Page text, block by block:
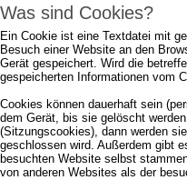
Was sind Cookies?
Ein Cookie ist eine Textdatei mit
Besuch einer Website an den
Gerät gespeichert. Wird die
gespeicherten Informationen vom
Cookies können dauerhaft sein
dem Gerät, bis sie gelöscht
(Sitzungscookies), dann werden
geschlossen wird. Außerdem gibt
besuchten Website selbst
von anderen Websites als der